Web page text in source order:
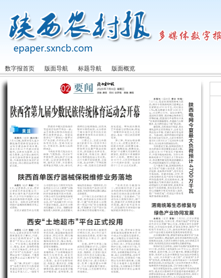
数字报首页 版面导航 标题导航 版面概览